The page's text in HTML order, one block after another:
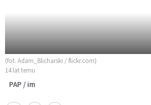
(fot. Adam_Blicharski / flickr.com)
14 lat temu
PAP / im